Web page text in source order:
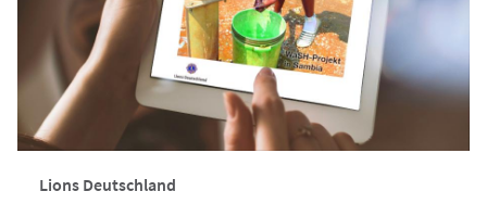
Lions Deutschland